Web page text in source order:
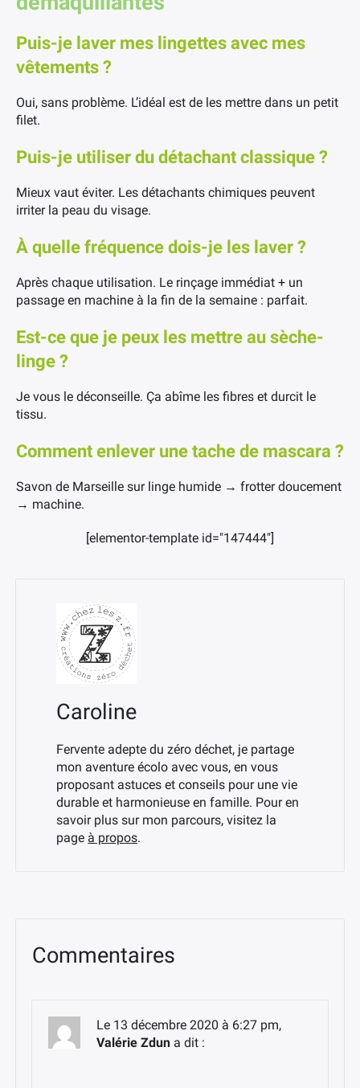
Puis-je laver mes lingettes avec mes
vêtements ?
Oui, sans problème. L’idéal est de les mettre dans un petit
filet.
Puis-je utiliser du détachant classique ?
Mieux vaut éviter. Les détachants chimiques peuvent
irriter la peau du visage.
À quelle fréquence dois-je les laver ?
Après chaque utilisation. Le rinçage immédiat + un
passage en machine à la fin de la semaine : parfait.
Est-ce que je peux les mettre au sèche-
linge ?
Je vous le déconseille. Ça abîme les fibres et durcit le
tissu.
Comment enlever une tache de mascara ?
Savon de Marseille sur linge humide → frotter doucement
→ machine.
[elementor-template id="147444"]
Caroline
Fervente adepte du zéro déchet, je partage
mon aventure écolo avec vous, en vous
proposant astuces et conseils pour une vie
durable et harmonieuse en famille. Pour en
savoir plus sur mon parcours, visitez la
page à propos.
Commentaires
Le 13 décembre 2020 à 6:27 pm,
Valérie Zdun a dit :